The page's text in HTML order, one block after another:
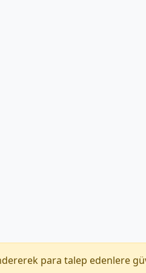
para talep edenlere